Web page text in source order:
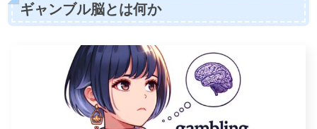
ギャンブル脳とは何か